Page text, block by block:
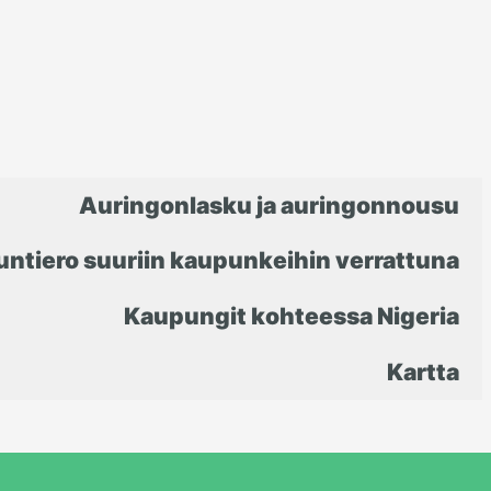
Auringonlasku ja auringonnousu
suuriin kaupunkeihin verrattuna
Kaupungit kohteessa Nigeria
Kartta